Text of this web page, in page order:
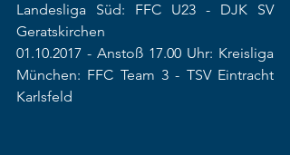
Landesliga Süd: FFC U23 - DJK SV
Geratskirchen
01.10.2017 - Anstoß 17.00 Uhr: Kreisliga
München: FFC Team 3 - TSV Eintracht
Karlsfeld